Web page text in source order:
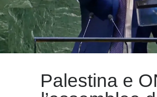
la
follia
di
Roma
Palestina e